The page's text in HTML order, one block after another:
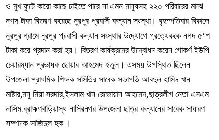
ও মুখ ফুটে কারো কাছে চাইতে পারে না এমন মানুষসহ ২২০ পরিবারের মাঝে
নগদ টাকা বিতরণ করেছে নুরপুর প্রবাসী কল্যান সংস্থা। বৃহস্পতিবার বিকালে
নুরপুর গ্রামে নুরপুর প্রবাসী কল্যান সংস্থার উদ্যোগে প্রত্যেককে নগদ ৫‘শ
টাকা করে প্রদান করা হয়। বিতরণ কার্যক্রমের উদ্বোধন করেন গোকর্ণ ইউপি
চেয়ারম্যান প্রভাষক ছোয়াব আহমেদ হৃতুল। এসময় উপস্থিত ছিলেন
উপজেলা প্রাথমিক শিক্ষক সমিতির সাবেক সভাপতি আবদুল হামিদ খান
মাষ্টার,মনু মিয়া সরদার,ইসলাম খান রেজোয়ান আহমেদ,ছাত্রলীগ নেতা এসএম
নাসিম,ব্রাহ্মণবাড়িয়াস্থ নাসিরনগর উপজেলা ছাত্র কল্যানের সাবেক সাধারণ
সম্পাদক সাজিদুল হক ।